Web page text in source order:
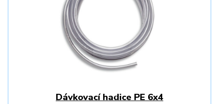
Dávkovací hadice PE 6x4